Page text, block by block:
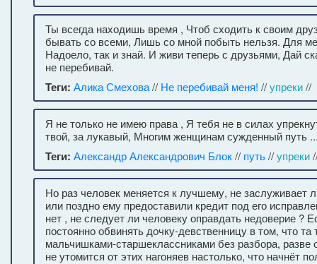
Ты всегда находишь время , Чтоб сходить к своим
бывать со всеми, Лишь со мной побыть нельзя. Для
Надоело, так и знай. И живи теперь с друзьями, Дай
не перебивай.
Теги: Алика Смехова// Не перебивай меня! //упреки//
Я не только не имею права , Я тебя не в силах
твой, за лукавый, Многим женщинам сужденный путь
Теги: Александр Александрович Блок// путь//упреки
Но раз человек меняется к лучшему, не заслуживает
или поздно ему предоставили кредит под его
нет , не следует ли человеку оправдать недоверие ?
постоянно обвинять дочку-девственницу в том, что та
мальчишками-старшеклассниками без разбора, разве
не утомится от этих нагоняев настолько, что начнёт